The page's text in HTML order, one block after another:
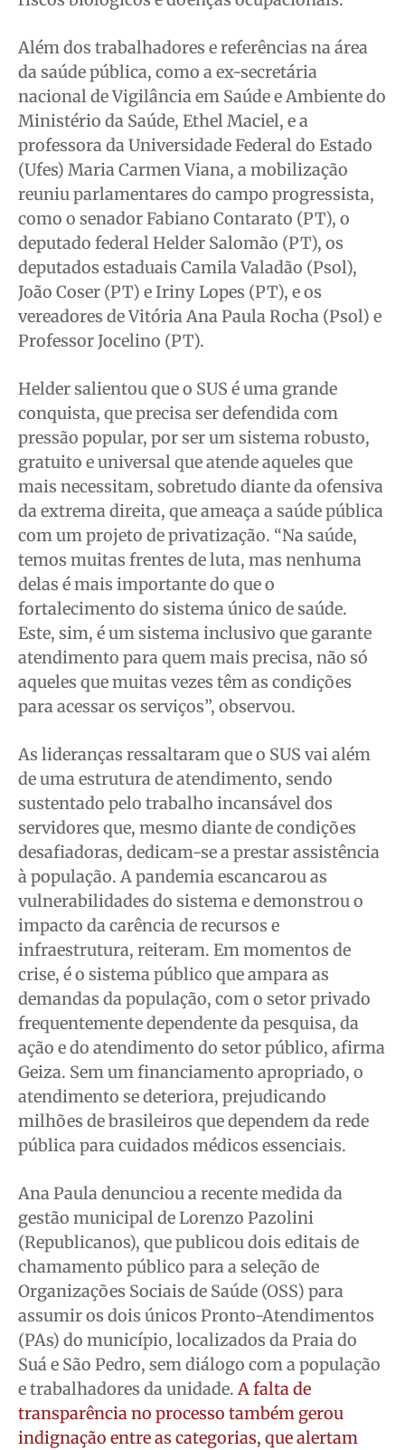
Além dos trabalhadores e referências na área
da saúde pública, como a ex-secretária
nacional de Vigilância em Saúde e Ambiente do
Ministério da Saúde, Ethel Maciel, e a
professora da Universidade Federal do Estado
(Ufes) Maria Carmen Viana, a mobilização
reuniu parlamentares do campo progressista,
como o senador Fabiano Contarato (PT), o
deputado federal Helder Salomão (PT), os
deputados estaduais Camila Valadão (Psol),
João Coser (PT) e Iriny Lopes (PT), e os
vereadores de Vitória Ana Paula Rocha (Psol) e
Professor Jocelino (PT).
Helder salientou que o SUS é uma grande
conquista, que precisa ser defendida com
pressão popular, por ser um sistema robusto,
gratuito e universal que atende aqueles que
mais necessitam, sobretudo diante da ofensiva
da extrema direita, que ameaça a saúde pública
com um projeto de privatização. “Na saúde,
temos muitas frentes de luta, mas nenhuma
delas é mais importante do que o
fortalecimento do sistema único de saúde.
Este, sim, é um sistema inclusivo que garante
atendimento para quem mais precisa, não só
aqueles que muitas vezes têm as condições
para acessar os serviços”, observou.
As lideranças ressaltaram que o SUS vai além
de uma estrutura de atendimento, sendo
sustentado pelo trabalho incansável dos
servidores que, mesmo diante de condições
desafiadoras, dedicam-se a prestar assistência
à população. A pandemia escancarou as
vulnerabilidades do sistema e demonstrou o
impacto da carência de recursos e
infraestrutura, reiteram. Em momentos de
crise, é o sistema público que ampara as
demandas da população, com o setor privado
frequentemente dependente da pesquisa, da
ação e do atendimento do setor público, afirma
Geiza. Sem um financiamento apropriado, o
atendimento se deteriora, prejudicando
milhões de brasileiros que dependem da rede
pública para cuidados médicos essenciais.
Ana Paula denunciou a recente medida da
gestão municipal de Lorenzo Pazolini
(Republicanos), que publicou dois editais de
chamamento público para a seleção de
Organizações Sociais de Saúde (OSS) para
assumir os dois únicos Pronto-Atendimentos
(PAs) do município, localizados da Praia do
Suá e São Pedro, sem diálogo com a população
e trabalhadores da unidade.A falta de
transparência no processo também gerou
indignação entre as categorias, que alertam